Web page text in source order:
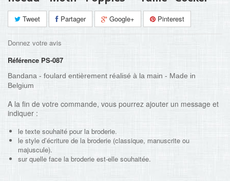
Tweet Partager Google+ Pinterest
Donnez votre avis
Référence PS-087
Bandana - foulard entièrement réalisé à la main - Made in
Belgium
A la fin de votre commande, vous pourrez ajouter un message et
indiquer :
le texte souhaité pour la broderie.
le style d’écriture de la broderie (classique, manuscrite ou
majuscule).
sur quelle face la broderie est-elle souhaitée.